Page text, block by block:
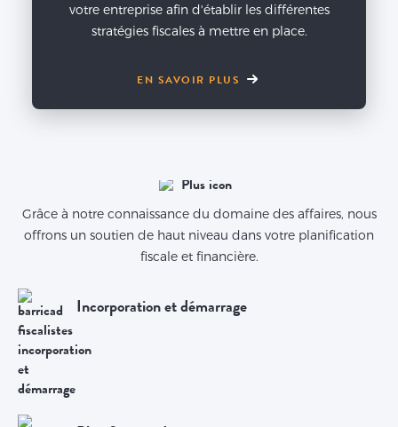
votre entreprise afin d'établir les différentes
stratégies fiscales à mettre en place.
EN SAVOIR PLUS
Grâce à notre connaissance du domaine des affaires, nous
offrons un soutien de haut niveau dans votre planification
fiscale et financière.
Incorporation et démarrage